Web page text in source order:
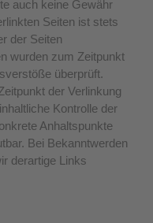
auch keine Gewähr
Seiten ist stets
der Seiten
wurden zum Zeitpunkt
überprüft.
der Verlinkung
Kontrolle der
Anhaltspunkte
Bei Bekanntwerden
derartige Links